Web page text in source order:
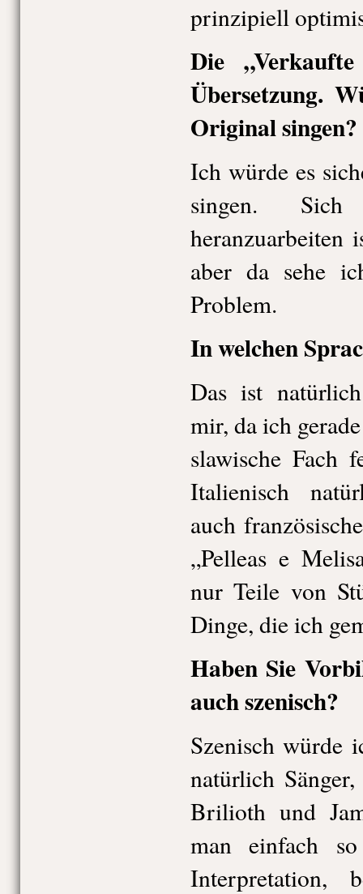
prinzipiell
Die
Übersetzung.
Original singen?
Ich würde es
singen. Sich
aber da sehe
Problem.
In welchen
Das ist
mir, da ich
slawische Fach
Italienisch
auch
„Pelleas e
nur Teile von
Dinge, die ich
Haben Sie
auch szenisch?
Szenisch würde
natürlich
Brilioth und
man einfach
Interpretation,